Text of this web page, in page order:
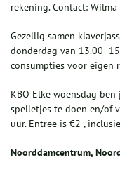
rekening. Contact: Wilma
Gezellig samen
donderdag van 13.00-
consumpties voor eigen
KBO Elke woensdag
spelletjes te doen en/of
uur. Entree is €2 ,
Noorddamcentrum,